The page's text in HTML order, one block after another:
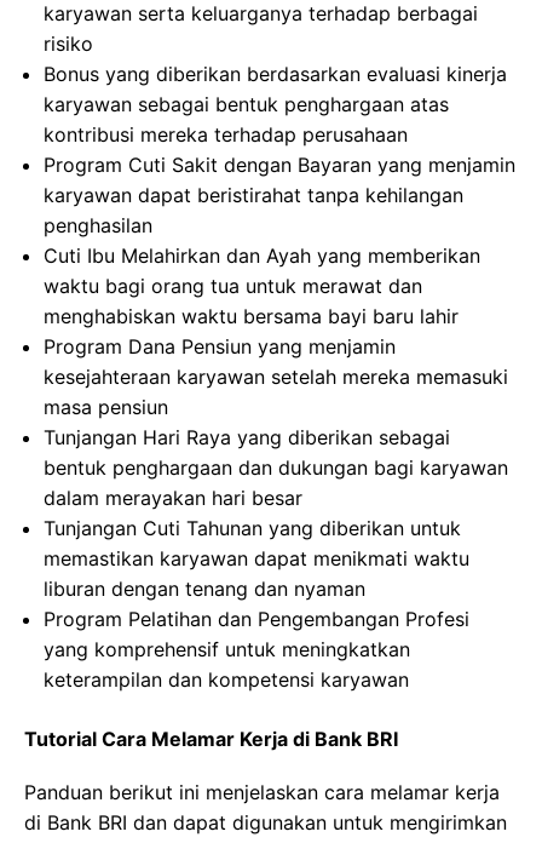
karyawan serta keluarganya terhadap berbagai
risiko
Bonus yang diberikan berdasarkan evaluasi kinerja
karyawan sebagai bentuk penghargaan atas
kontribusi mereka terhadap perusahaan
Program Cuti Sakit dengan Bayaran yang menjamin
karyawan dapat beristirahat tanpa kehilangan
penghasilan
Cuti Ibu Melahirkan dan Ayah yang memberikan
waktu bagi orang tua untuk merawat dan
menghabiskan waktu bersama bayi baru lahir
Program Dana Pensiun yang menjamin
kesejahteraan karyawan setelah mereka memasuki
masa pensiun
Tunjangan Hari Raya yang diberikan sebagai
bentuk penghargaan dan dukungan bagi karyawan
dalam merayakan hari besar
Tunjangan Cuti Tahunan yang diberikan untuk
memastikan karyawan dapat menikmati waktu
liburan dengan tenang dan nyaman
Program Pelatihan dan Pengembangan Profesi
yang komprehensif untuk meningkatkan
keterampilan dan kompetensi karyawan
Tutorial Cara Melamar Kerja di Bank BRI
Panduan berikut ini menjelaskan cara melamar kerja
di Bank BRI dan dapat digunakan untuk mengirimkan